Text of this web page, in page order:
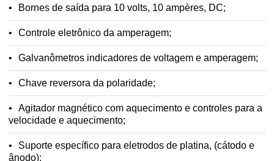
Bornes de saída para 10 volts, 10 ampères, DC;
Controle eletrônico da amperagem;
Galvanômetros indicadores de voltagem e amperagem;
Chave reversora da polaridade;
Agitador magnético com aquecimento e controles para a
velocidade e aquecimento;
Suporte específico para eletrodos de platina, (cátodo e
ânodo);